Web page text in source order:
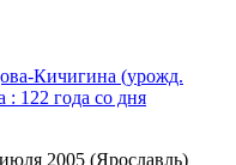
Кичигина (урожд.
: 122 года со дня
2005 (Ярославль)